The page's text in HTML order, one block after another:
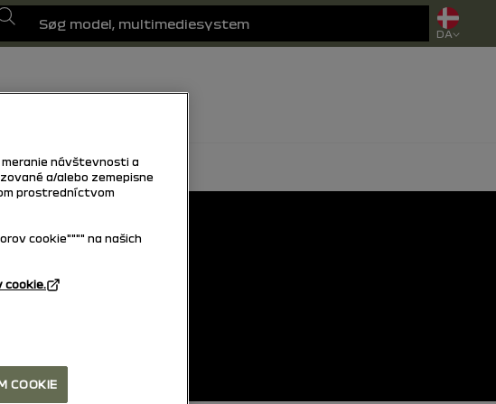
DA
návštevnosti a
a/alebo zemepisne
prostredníctvom
cookie"""" na našich
cookie.
COOKIE